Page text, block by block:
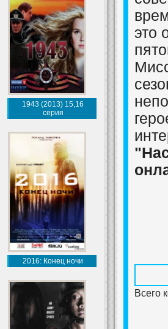
1943 (2013) 15,16
серия
2016: Конец ночи
это
Всего